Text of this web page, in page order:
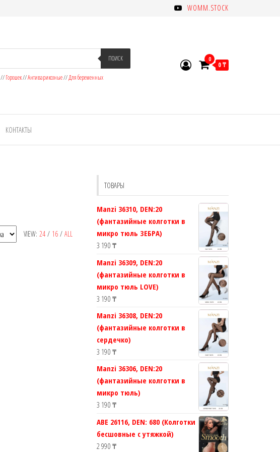
WOMM.STOCK
ПОИСК
//Горошек//Антиварикозные//Для беременных
0
0 ₸
КОНТАКТЫ
VIEW: 24 / 16 / ALL
ТОВАРЫ
Manzi 36310, DEN:20
(фантазийные колготки в
микро тюль ЗЕБРА)
3 190 ₸
Manzi 36309, DEN:20
(фантазийные колготки в
микро тюль LOVE)
3 190 ₸
Manzi 36308, DEN:20
(фантазийные колготки в
сердечко)
3 190 ₸
Manzi 36306, DEN:20
(фантазийные колготки в
микро тюль)
3 190 ₸
ABE 26116, DEN: 680 (Колготки
бесшовные с утяжкой)
2 990 ₸